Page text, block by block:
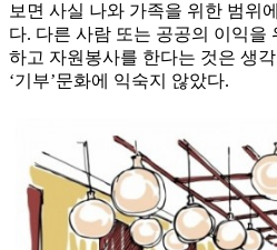
보면 사실 나와 가족을 위한 범위
다. 다른 사람 또는 공공의 이익을
하고 자원봉사를 한다는 것은 생
‘기부’문화에 익숙지 않았다.